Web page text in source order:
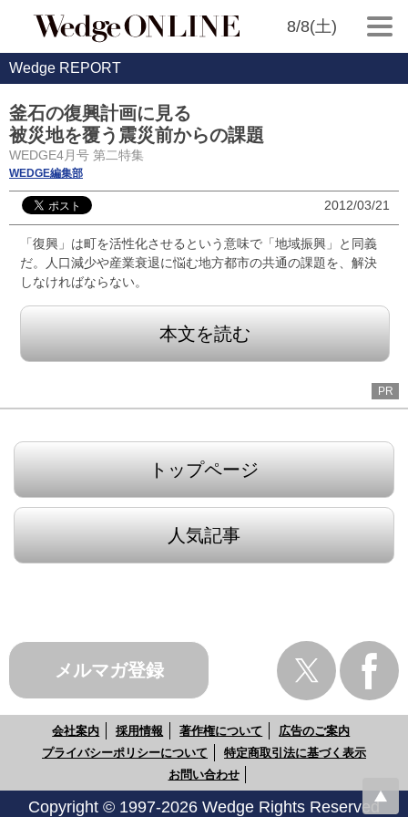
8/8(土)
Wedge REPORT
釜石の復興計画に見る
被災地を覆う震災前からの課題
WEDGE4月号 第二特集
WEDGE編集部
2012/03/21
「復興」は町を活性化させるという意味で「地域振興」と同義
だ。人口減少や産業衰退に悩む地方都市の共通の課題を、解決
しなければならない。
本文を読む
PR
トップページ
人気記事
メルマガ登録
会社案内 採用情報 著作権について
広告のご案内
プライバシーポリシーについて
特定商取引法に基づく表示
お問い合わせ
Copyright © 1997-2026 Wedge Rights Reserved